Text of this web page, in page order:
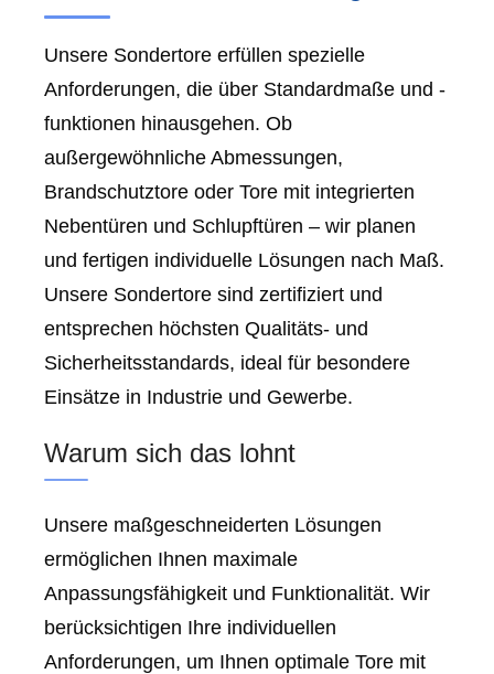
Unsere Sondertore erfüllen spezielle
Anforderungen, die über Standardmaße und -
funktionen hinausgehen. Ob
außergewöhnliche Abmessungen,
Brandschutztore oder Tore mit integrierten
Nebentüren und Schlupftüren – wir planen
und fertigen individuelle Lösungen nach Maß.
Unsere Sondertore sind zertifiziert und
entsprechen höchsten Qualitäts- und
Sicherheitsstandards, ideal für besondere
Einsätze in Industrie und Gewerbe.
Warum sich das lohnt
Unsere maßgeschneiderten Lösungen
ermöglichen Ihnen maximale
Anpassungsfähigkeit und Funktionalität. Wir
berücksichtigen Ihre individuellen
Anforderungen, um Ihnen optimale Tore mit